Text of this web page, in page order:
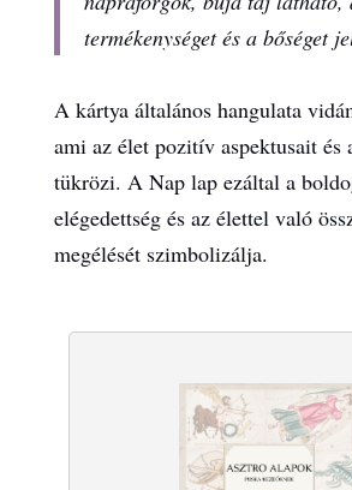
termékenységet és a bőséget
A kártya általános hangulata
ami az élet pozitív aspektusait és
tükrözi. A Nap lap ezáltal a
elégedettség és az élettel való
megélését szimbolizálja.